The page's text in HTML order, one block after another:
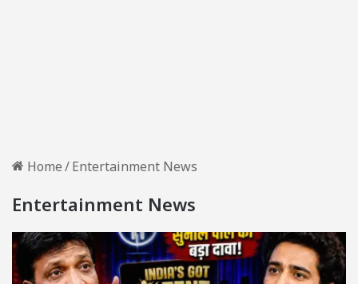
Home/Entertainment News
Entertainment News